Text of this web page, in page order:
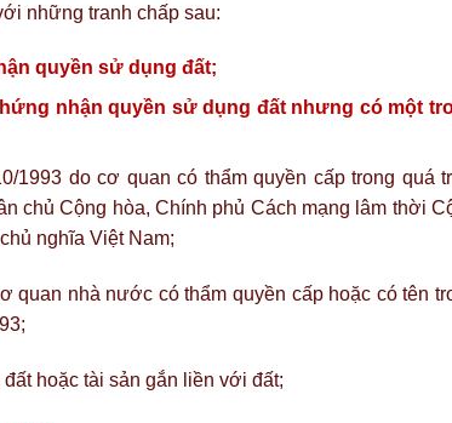
những tranh chấp sau:
quyền sử dụng đất;
nhận quyền sử dụng đất nhưng có một
do cơ quan có thẩm quyền cấp trong quá
chủ Cộng hòa, Chính phủ Cách mạng lâm thời
nghĩa Việt Nam;
nhà nước có thẩm quyền cấp hoặc có tên
hoặc tài sản gắn liền với đất;